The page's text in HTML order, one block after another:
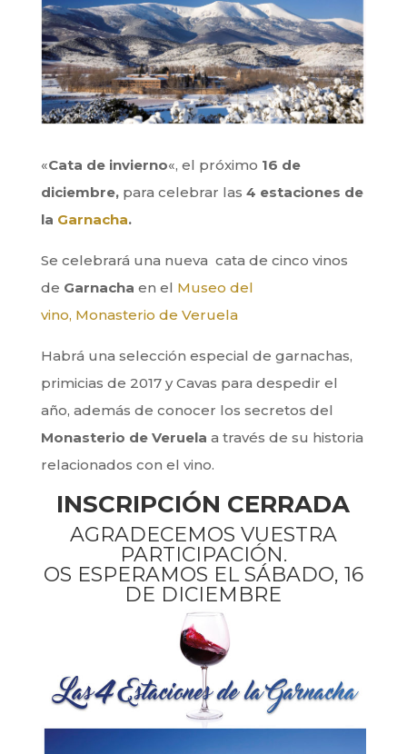
«Cata de invierno«, el próximo 16 de
diciembre, para celebrar las 4 estaciones de
la Garnacha.
Se celebrará una nueva cata de cinco vinos
de Garnacha en el Museo del
vino, Monasterio de Veruela
Habrá una selección especial de garnachas,
primicias de 2017 y Cavas para despedir el
año, además de conocer los secretos del
Monasterio de Veruela a través de su historia
relacionados con el vino.
INSCRIPCIÓN CERRADA
AGRADECEMOS VUESTRA
PARTICIPACIÓN.
OS ESPERAMOS EL SÁBADO, 16
DE DICIEMBRE